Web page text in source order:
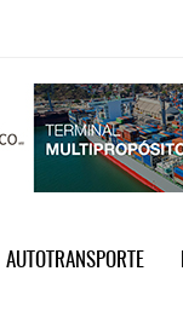
AUTOTRANSPORTE